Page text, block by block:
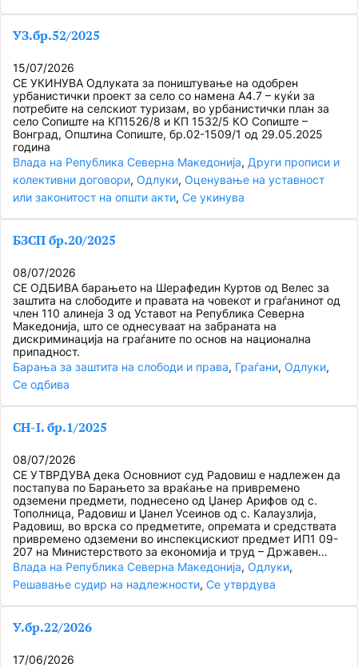
УЗ.бр.52/2025
15/07/2026
СЕ УКИНУВА Одлуката за поништување на одобрен
урбанистички проект за село со намена А4.7 – куќи за
потребите на селскиот туризам, во урбанистички план за
село Сопиште на КП1526/8 и КП 1532/5 КО Сопиште –
Вонград, Општина Сопиште, бр.02-1509/1 од 29.05.2025
година
Влада на Република Северна Македонија, Други прописи и
колективни договори, Одлуки, Оценување на уставност
или законитост на општи акти, Се укинува
БЗСП бр.20/2025
08/07/2026
СЕ ОДБИВА барањето на Шерафедин Куртов од Велес за
заштита на слободите и правата на човекот и граѓанинот од
член 110 алинеја 3 од Уставот на Република Северна
Македонија, што се однесуваат на забраната на
дискриминација на граѓаните по основ на национална
припадност.
Барања за заштита на слободи и права, Граѓани, Одлуки
Се одбива
СН-I. бр.1/2025
08/07/2026
СЕ УТВРДУВА дека Основниот суд Радовиш е надлежен да
постапува по Барањето за враќање на привремено
одземени предмети, поднесено од Џанер Арифов од с.
Тополница, Радовиш и Џанел Усеинов од с. Калаузлија,
Радовиш, во врска со предметите, опремата и средствата
привремено одземени во инспекцискиот предмет ИП1 09-
207 на Министерството за економија и труд – Државен…
Влада на Република Северна Македонија, Одлуки
Решавање судир на надлежности, Се утврдува
У.бр.22/2026
17/06/2026